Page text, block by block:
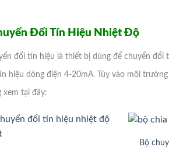
Đổi Tín Hiệu Nhiệt Độ
đổi tín hiệu là thiết bị dùng để chuyển
hiệu dòng điện 4-20mA. Tùy vào môi
xem tại đây:
Bộ